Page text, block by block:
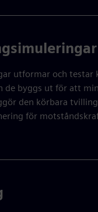
utformar och testar
de byggs ut för att
den körbara
för